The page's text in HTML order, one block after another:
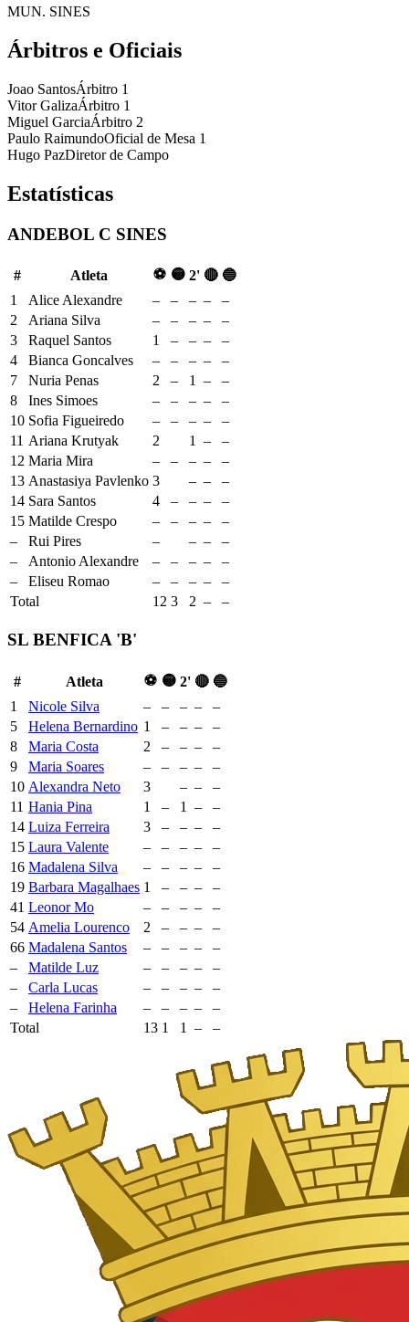
MUN. SINES
Árbitros e Oficiais
Joao SantosÁrbitro 1
Vitor GalizaÁrbitro 1
Miguel GarciaÁrbitro 2
Paulo RaimundoOficial de Mesa 1
Hugo PazDiretor de Campo
Estatísticas
ANDEBOL C SINES
# Atleta ⚽ 🟡 2' 🔴 🔵
1
Alice Alexandre – – – –
–
2
Ariana Silva – – – –
–
3
Raquel Santos 1 – – –
–
4
Bianca Goncalves – – – –
–
7
Nuria Penas 2 – 1 –
–
8
Ines Simoes – – – –
–
10 Sofia Figueiredo – – – –
–
11 Ariana Krutyak 2 1 –
–
12 Maria Mira – – – –
–
13 Anastasiya Pavlenko 3 – –
–
14 Sara Santos 4 – – –
–
15 Matilde Crespo – – – –
–
–
Rui Pires – – –
–
–
Antonio Alexandre – – – –
–
–
Eliseu Romao – – – –
–
Total
12 3 2 – –
SL BENFICA 'B'
# Atleta ⚽ 🟡 2' 🔴 🔵
1
Nicole Silva – – – –
–
5
Helena Bernardino 1 – – –
–
8
Maria Costa 2 – – –
–
9
Maria Soares – – – –
–
10 Alexandra Neto 3 – –
–
11 Hania Pina 1 – 1 –
–
14 Luiza Ferreira 3 – – –
–
15 Laura Valente – – – –
–
16 Madalena Silva – – – –
–
19 Barbara Magalhaes 1 – – –
–
41 Leonor Mo – – – –
–
54 Amelia Lourenco 2 – – –
–
66 Madalena Santos – – – –
–
–
Matilde Luz – – – –
–
–
Carla Lucas – – – –
–
–
Helena Farinha – – – –
–
Total
13 1 1 – –